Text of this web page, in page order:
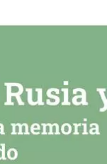
favorito